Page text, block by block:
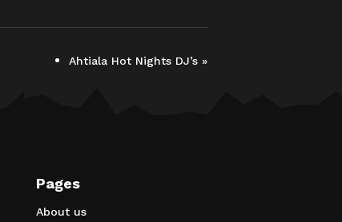
Ahtiala Hot Nights DJ’s »
Pages
About us